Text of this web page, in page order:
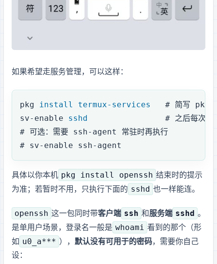
如果希望走服务管理，可以这样：
pkg install termux-services
# 简写 pkg
sv-enable sshd
# 之后每次进
# 可选：需要 ssh-agent 常驻时再执行
# sv-enable ssh-agent
具体以你本机 pkg install openssh 结束时的提示
为准；若暂时不用 runit，只执行下面的 sshd 也一样能连。
openssh 这一包同时带客户端 ssh 和服务端 sshd 。Termux
是单用户场景，登录名一般是 whoami 看到的那个（形
如 u0_a*** ）， 默认没有可用于 SSH 的密码，需要你自己
设：